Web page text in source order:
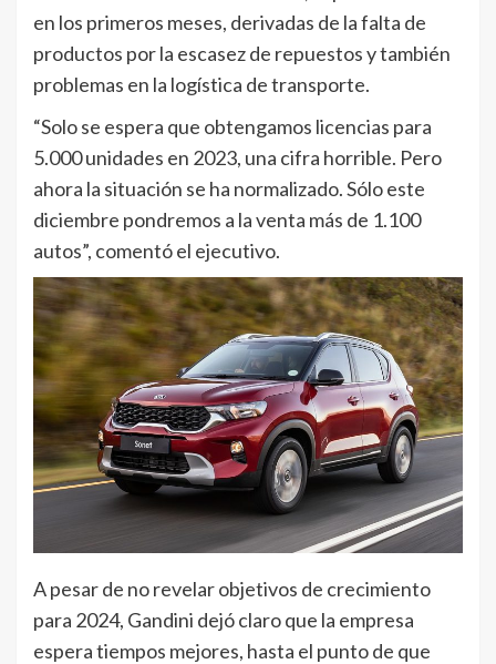
en los primeros meses, derivadas de la falta de
productos por la escasez de repuestos y también
problemas en la logística de transporte.
“Solo se espera que obtengamos licencias para
5.000 unidades en 2023, una cifra horrible. Pero
ahora la situación se ha normalizado. Sólo este
diciembre pondremos a la venta más de 1.100
autos”, comentó el ejecutivo.
A pesar de no revelar objetivos de crecimiento
para 2024, Gandini dejó claro que la empresa
espera tiempos mejores, hasta el punto de que